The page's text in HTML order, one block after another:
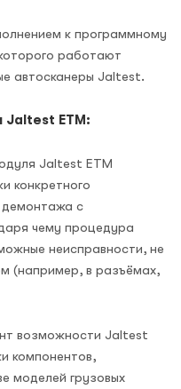
к программному
работают
автосканеры Jaltest.
Jaltest ETM:
Jaltest ETM
конкретного
демонтажа с
чему процедура
неисправности, не
(например, в разъёмах,
возможности Jaltest
компонентов,
моделей грузовых